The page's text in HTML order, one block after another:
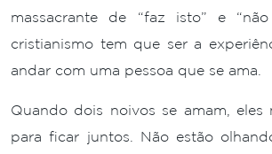
massacrante de “faz isto” e
cristianismo tem que ser a
andar com uma pessoa que se ama.
Quando dois noivos se amam, eles
para ficar juntos. Não estão